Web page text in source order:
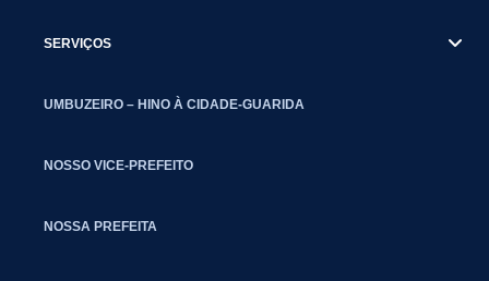
SERVIÇOS
UMBUZEIRO – HINO À CIDADE-GUARIDA
NOSSO VICE-PREFEITO
NOSSA PREFEITA